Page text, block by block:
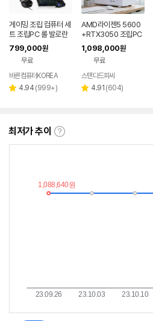
게이밍 조립 컴퓨터 세
트 조립PC 롤 발로란
트 오버워치 배그 바른
컴퓨터 본체 풀세트F1
799,000원
무료
바른컴퓨터KOREA
별 4.94 리
(999+)
AMD라이젠5 5600
+RTX3050 조립PC
1,098,000원
무료
페이
스탠다드피씨
별 4.91 리
(604)
최저가 추이
최
이
란?